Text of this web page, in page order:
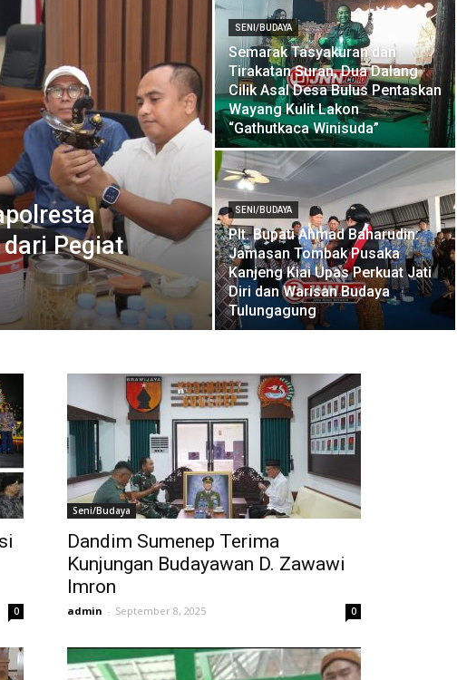
Pegiat
SENI/BUDAYA
Semarak Tasyakuran dan
Tirakatan Suran, Dua Dalang
Cilik Asal Desa Bulus Pentaskan
Wayang Kulit Lakon
“Gathutkaca Winisuda”
SENI/BUDAYA
Plt. Bupati Ahmad Baharudin:
Jamasan Tombak Pusaka
Kanjeng Kiai Upas Perkuat Jati
Diri dan Warisan Budaya
Tulungagung
0
Seni/Budaya
Dandim Sumenep Terima
Kunjungan Budayawan D. Zawawi
Imron
admin - September 8, 2025 0